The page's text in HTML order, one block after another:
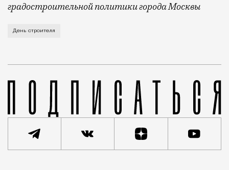
градостроительной политики города Москвы
В этом году профессиональный праздник День
День строителя